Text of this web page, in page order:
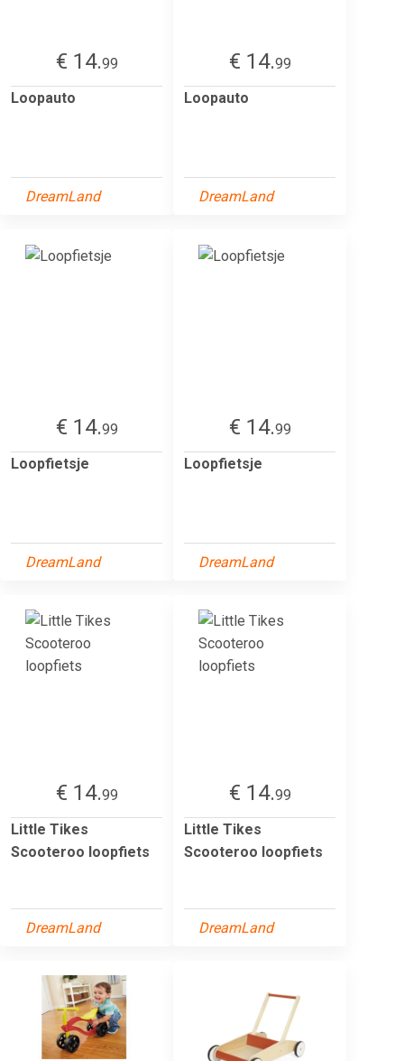
€ 14.99
Loopauto
DreamLand
€ 14.99
Loopauto
DreamLand
€ 14.99
Loopfietsje
DreamLand
€ 14.99
Loopfietsje
DreamLand
€ 14.99
Little Tikes
Scooteroo loopfiets
DreamLand
€ 14.99
Little Tikes
Scooteroo loopfiets
DreamLand